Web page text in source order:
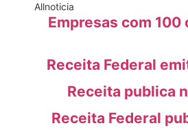
Allnoticia
Empresas com
Receita Federal
Receita publica
Receita Federal